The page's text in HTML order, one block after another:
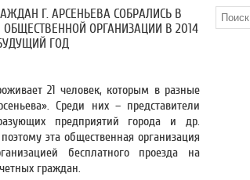
Г. АРСЕНЬЕВА СОБРАЛИСЬ В
ОРГАНИЗАЦИИ В 2014
ГОД
21 человек, которым в разные
Среди них – представители
предприятий города и др.
эта общественная организация
бесплатного проезда на
граждан.
Поиск